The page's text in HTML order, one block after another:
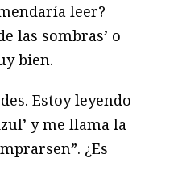
leer?
las sombras’ o
bien.
Estoy leyendo
y me llama la
¿Es